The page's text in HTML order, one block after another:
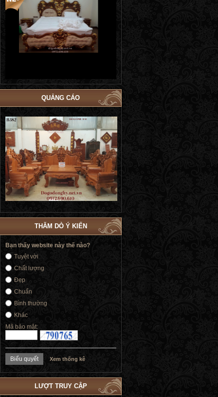
Bộ Giường Ngủ Tủ Áo Phòng Cưới Đẹp
| Đồ Gỗ Phú Hải GN183
Giường Ngủ Victoria Tân Cổ
Vàng | Đồ Gỗ Phú Hải GN176
QUẢNG CÁO
THĂM DÒ Ý KIẾN
Bạn thấy website này thế nào?
Tuyệt vời
Chất lượng
Đẹp
Chuẩn
Bình thường
Khác
Mã bảo mật:
Xem thống kê
LƯỢT TRUY CẬP